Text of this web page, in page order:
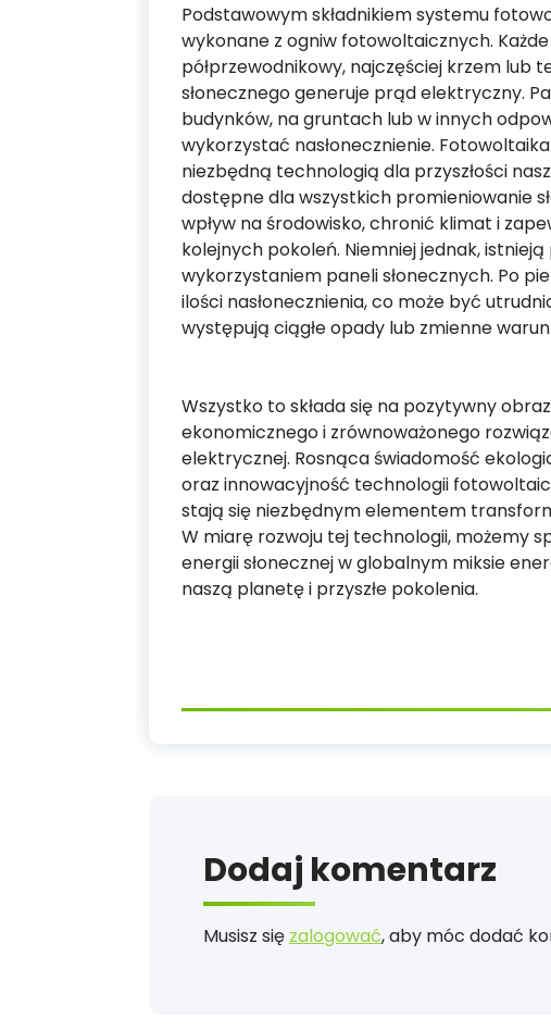
Podstawowym składnikiem systemu
wykonane z ogniw fotowoltaicznych.
półprzewodnikowy, najczęściej krzem lub
słonecznego generuje prąd elektryczny.
budynków, na gruntach lub w innych
wykorzystać nasłonecznienie.
niezbędną technologią dla przyszłości
dostępne dla wszystkich promieniowanie
wpływ na środowisko, chronić klimat i
kolejnych pokoleń. Niemniej jednak,
wykorzystaniem paneli słonecznych. Po
ilości nasłonecznienia, co może być
występują ciągłe opady lub zmienne
Wszystko to składa się na pozytywny
ekonomicznego i zrównoważonego
elektrycznej. Rosnąca świadomość
oraz innowacyjność technologii
stają się niezbędnym elementem
W miarę rozwoju tej technologii, możemy
energii słonecznej w globalnym miksie
naszą planetę i przyszłe pokolenia.
Dodaj komentarz
Musisz się zalogować, aby móc dodać